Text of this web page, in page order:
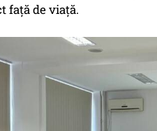
față de viață.